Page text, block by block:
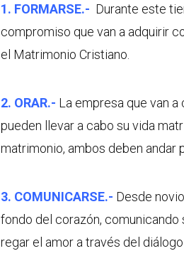
1. FORMARSE.- Durante este
compromiso que van a adquirir
el Matrimonio Cristiano.
2. ORAR.- La empresa que van
pueden llevar a cabo su vida
matrimonio, ambos deben andar
3. COMUNICARSE.- Desde
fondo del corazón,
regar el amor a través del